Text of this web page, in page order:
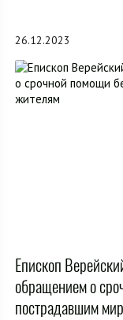
26.12.2023
Епископ
обращением о
пострадавшим